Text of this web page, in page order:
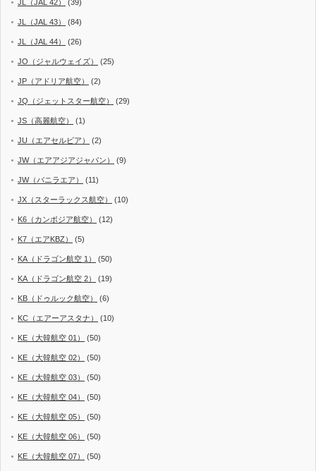
JL（JAL 42） (39)
JL（JAL 43） (84)
JL（JAL 44） (26)
JO（ジャルウェイズ） (25)
JP（アドリア航空） (2)
JQ（ジェットスター航空） (29)
JS（高麗航空） (1)
JU（エアセルビア） (2)
JW（エアアジアジャパン） (9)
JW（バニラエア） (11)
JX（スターラックス航空） (10)
K6（カンボジア航空） (12)
K7（エアKBZ） (5)
KA（ドラゴン航空 1） (50)
KA（ドラゴン航空 2） (19)
KB（ドゥルック航空） (6)
KC（エアーアスタナ） (10)
KE（大韓航空 01） (50)
KE（大韓航空 02） (50)
KE（大韓航空 03） (50)
KE（大韓航空 04） (50)
KE（大韓航空 05） (50)
KE（大韓航空 06） (50)
KE（大韓航空 07） (50)